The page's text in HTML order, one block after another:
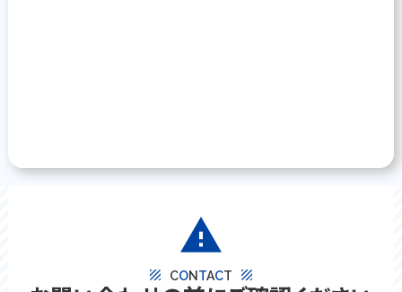
warning
texture CON TACT texture